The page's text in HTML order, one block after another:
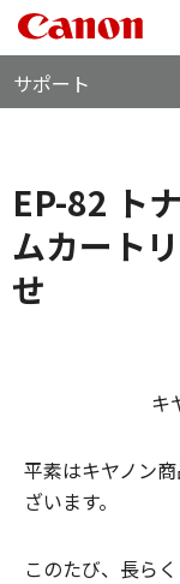
ビ
サポート
EP-82 ト
ムカート
せ
キ
平素はキヤノン
ざいます。
このたび、長ら